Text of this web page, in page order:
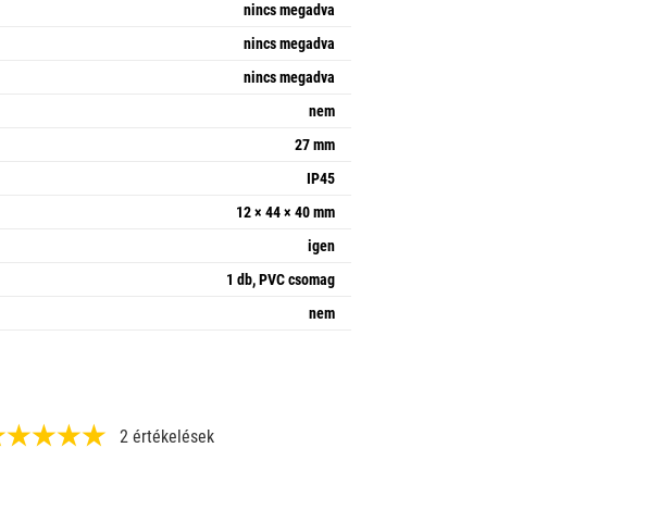
nincs megadva
nincs megadva
nincs megadva
nem
27 mm
IP45
12 × 44 × 40 mm
igen
1 db, PVC csomag
nem
2 értékelések